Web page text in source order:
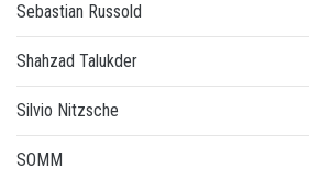
Sebastian Russold
Shahzad Talukder
Silvio Nitzsche
SOMM